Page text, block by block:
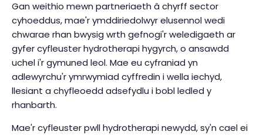
Gan weithio mewn partneriaeth â chyrff sector
cyhoeddus, mae'r ymddiriedolwyr elusennol wedi
chwarae rhan bwysig wrth gefnogi'r weledigaeth ar
gyfer cyfleuster hydrotherapi hygyrch, o ansawdd
uchel i'r gymuned leol. Mae eu cyfraniad yn
adlewyrchu'r ymrwymiad cyffredin i wella iechyd,
llesiant a chyfleoedd adsefydlu i bobl ledled y
rhanbarth.
Mae'r cyfleuster pwll hydrotherapi newydd, sy'n cael ei